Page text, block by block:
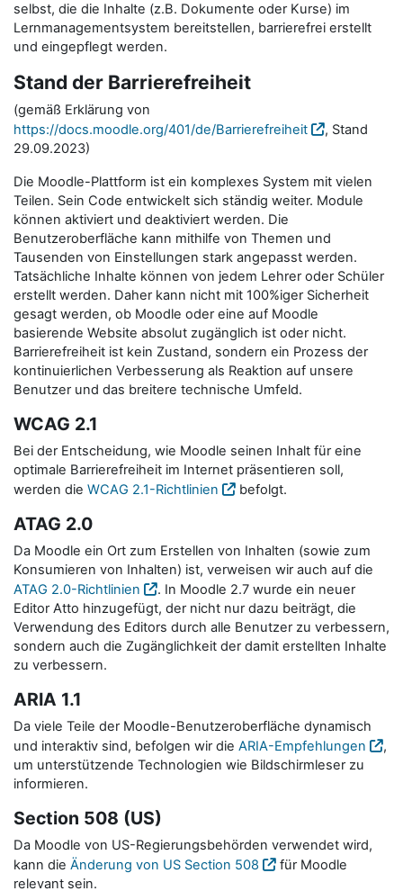
selbst, die die Inhalte (z.B. Dokumente oder Kurse) im
Lernmanagementsystem bereitstellen, barrierefrei erstellt
und eingepflegt werden.
Stand der Barrierefreiheit
(gemäß Erklärung von
https://docs.moodle.org/401/de/Barrierefreiheit
, Stand
29.09.2023)
Die Moodle-Plattform ist ein komplexes System mit vielen
Teilen. Sein Code entwickelt sich ständig weiter. Module
können aktiviert und deaktiviert werden. Die
Benutzeroberfläche kann mithilfe von Themen und
Tausenden von Einstellungen stark angepasst werden.
Tatsächliche Inhalte können von jedem Lehrer oder Schüler
erstellt werden. Daher kann nicht mit 100%iger Sicherheit
gesagt werden, ob Moodle oder eine auf Moodle
basierende Website absolut zugänglich ist oder nicht.
Barrierefreiheit ist kein Zustand, sondern ein Prozess der
kontinuierlichen Verbesserung als Reaktion auf unsere
Benutzer und das breitere technische Umfeld.
WCAG 2.1
Bei der Entscheidung, wie Moodle seinen Inhalt für eine
optimale Barrierefreiheit im Internet präsentieren soll,
werden die WCAG 2.1-Richtlinien befolgt.
ATAG 2.0
Da Moodle ein Ort zum Erstellen von Inhalten (sowie zum
Konsumieren von Inhalten) ist, verweisen wir auch auf die
ATAG 2.0-Richtlinien
. In Moodle 2.7 wurde ein neuer
Editor Atto hinzugefügt, der nicht nur dazu beiträgt, die
Verwendung des Editors durch alle Benutzer zu verbessern,
sondern auch die Zugänglichkeit der damit erstellten Inhalte
zu verbessern.
ARIA 1.1
Da viele Teile der Moodle-Benutzeroberfläche dynamisch
und interaktiv sind, befolgen wir die ARIA-Empfehlungen
,
um unterstützende Technologien wie Bildschirmleser zu
informieren.
Section 508 (US)
Da Moodle von US-Regierungsbehörden verwendet wird,
kann die Änderung von US Section 508
für Moodle
relevant sein.